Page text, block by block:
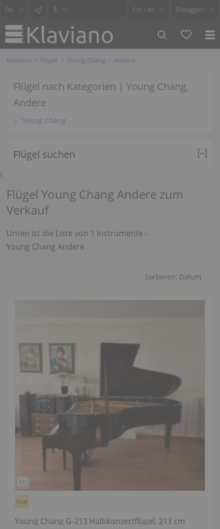
$ Cm / In Einloggen
Klaviano Flügel Young Chang Andere
Flügel nach Kategorien | Young Chang,
Andere
← Young Chang
Flügel suchen
\
Flügel Young Chang Andere zum
Verkauf
Unten ist die Liste von 1 Instrumente -
Young Chang Andere
Sortieren: Datum
Hot
Young Chang G-213 Halbkonzertflügel, 213 cm